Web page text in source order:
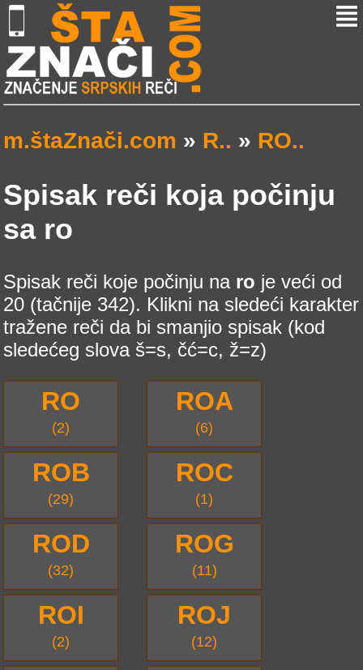
m.štaZnači.com » R.. » RO..
Spisak reči koja počinju
sa ro
Spisak reči koje počinju na ro je veći od
20 (tačnije 342). Klikni na sledeći karakter
tražene reči da bi smanjio spisak (kod
sledećeg slova š=s, čć=c, ž=z)
RO
(2)
ROA
(6)
ROB
(29)
ROC
(1)
ROD
(32)
ROG
(11)
ROI
(2)
ROJ
(12)